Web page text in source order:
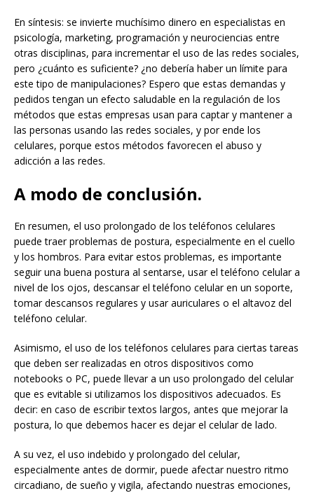
En síntesis: se invierte muchísimo dinero en especialistas en
psicología, marketing, programación y neurociencias entre
otras disciplinas, para incrementar el uso de las redes sociales,
pero ¿cuánto es suficiente? ¿no debería haber un límite para
este tipo de manipulaciones? Espero que estas demandas y
pedidos tengan un efecto saludable en la regulación de los
métodos que estas empresas usan para captar y mantener a
las personas usando las redes sociales, y por ende los
celulares, porque estos métodos favorecen el abuso y
adicción a las redes.
A modo de conclusión.
En resumen, el uso prolongado de los teléfonos celulares
puede traer problemas de postura, especialmente en el cuello
y los hombros. Para evitar estos problemas, es importante
seguir una buena postura al sentarse, usar el teléfono celular a
nivel de los ojos, descansar el teléfono celular en un soporte,
tomar descansos regulares y usar auriculares o el altavoz del
teléfono celular.
Asimismo, el uso de los teléfonos celulares para ciertas tareas
que deben ser realizadas en otros dispositivos como
notebooks o PC, puede llevar a un uso prolongado del celular
que es evitable si utilizamos los dispositivos adecuados. Es
decir: en caso de escribir textos largos, antes que mejorar la
postura, lo que debemos hacer es dejar el celular de lado.
A su vez, el uso indebido y prolongado del celular,
especialmente antes de dormir, puede afectar nuestro ritmo
circadiano, de sueño y vigila, afectando nuestras emociones,